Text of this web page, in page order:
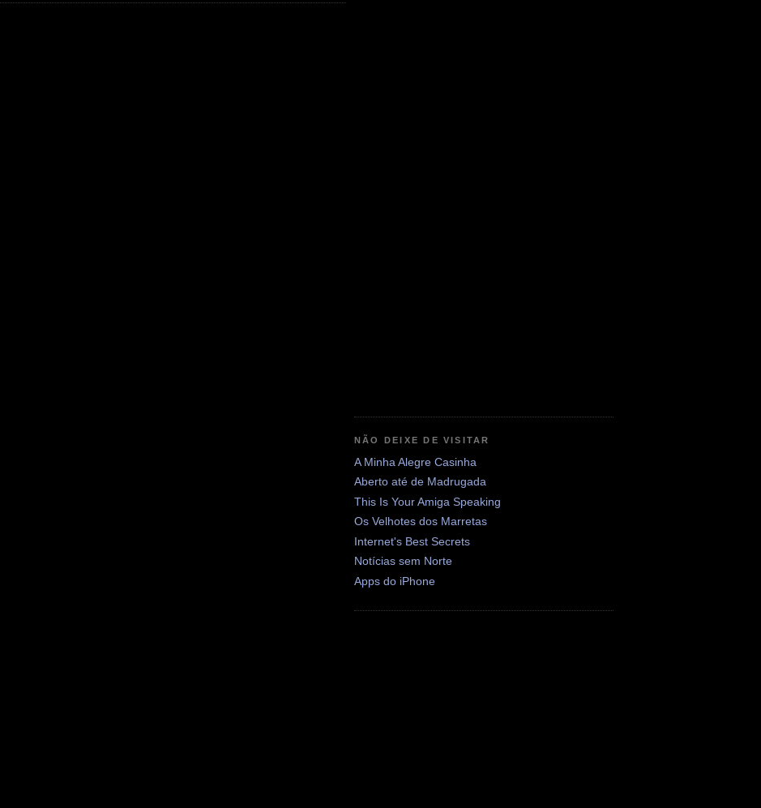
NÃO DEIXE DE VISITAR
A Minha Alegre Casinha
Aberto até de Madrugada
This Is Your Amiga Speaking
Os Velhotes dos Marretas
Internet's Best Secrets
Notícias sem Norte
Apps do iPhone